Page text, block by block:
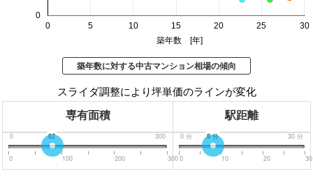
0 5 10 15 20 25 30
0
築年数 [年]
築年数に対する中古マンション相場の傾向
スライダ調整により坪単価のラインが変化
専有面積 駅距離
0 300
82
0 100 200 300
0 分 30 分
8分
0 10 20 30